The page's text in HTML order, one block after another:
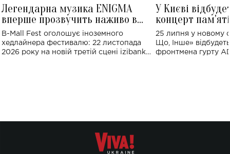
Легендарна музика ENIGMA
вперше прозвучить наживо в
Україні: де відбудеться концерт
B-Mall Fest оголошує іноземного
хедлайнера фестивалю: 22 листопада
2026 року на новій третій сцені izibank
У Києві
концерт
Клименка:
виконають
25 липня у новому
Що, Інше»
фронтмена гурту